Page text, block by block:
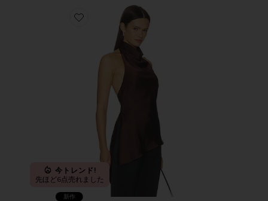
Favorite MARIANA トップ
今トレンド!
先ほど6点売れました
新作